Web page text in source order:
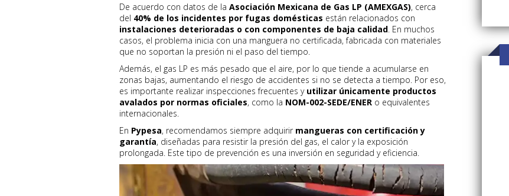
De acuerdo con datos de la Asociación Mexicana de Gas LP (AMEXGAS), cerca
del 40% de los incidentes por fugas domésticas están relacionados con
instalaciones deterioradas o con componentes de baja calidad. En muchos
casos, el problema inicia con una manguera no certificada, fabricada con materiales
que no soportan la presión ni el paso del tiempo.
Además, el gas LP es más pesado que el aire, por lo que tiende a acumularse en
zonas bajas, aumentando el riesgo de accidentes si no se detecta a tiempo. Por eso,
es importante realizar inspecciones frecuentes y utilizar únicamente productos
avalados por normas oficiales, como la NOM-002-SEDE/ENER o equivalentes
internacionales.
En Pypesa, recomendamos siempre adquirir mangueras con certificación y
garantía, diseñadas para resistir la presión del gas, el calor y la exposición
prolongada. Este tipo de prevención es una inversión en seguridad y eficiencia.